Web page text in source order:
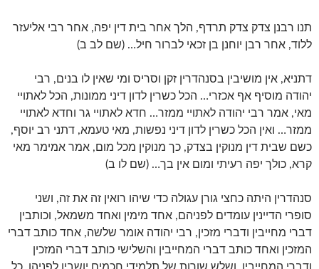
תנו רבנן צדק צדק תרדף, הלך אחר בית דין יפה, אחר רבי אליעזר
ללוד, אחר רבן יוחנן בן זכאי לברור חיל… (שם לב ב)
דתניא, אין מושיבין בסנהדרין זקן וסריס ומי שאין לו בנים, רבי
יהודה מוסיף אף אכזרי… הכל כשרין לדון דיני ממונות, הכל לאתויי
מאי, אמר רבי יהודה לאתויי ממזר… חדא לאתויי גר וחדא לאתויי
ממזר… ואין הכל כשרין לדון דיני נפשות, מאי טעמא, דתני רב יוסף,
כשם שבית דין מנוקין בצדק, כך מנוקין מכל מום, אמר אמימר מאי
קרא, כולך יפה רעיתי ומום אין בך… (שם לו ב)
סנהדרין היתה כחצי גורן עגולה כדי שיהו רואין זה את זה, ושני
סופרי הדיינין עומדים לפניהם, אחד מימין ואחד משמאל, וכותבין
דברי מחייבין ודברי מזכין, רבי יהודה אומר שלשה, אחד כותב דברי
המזכין ואחד כותב דברי המחייבין והשלישי כותב דברי המזכין